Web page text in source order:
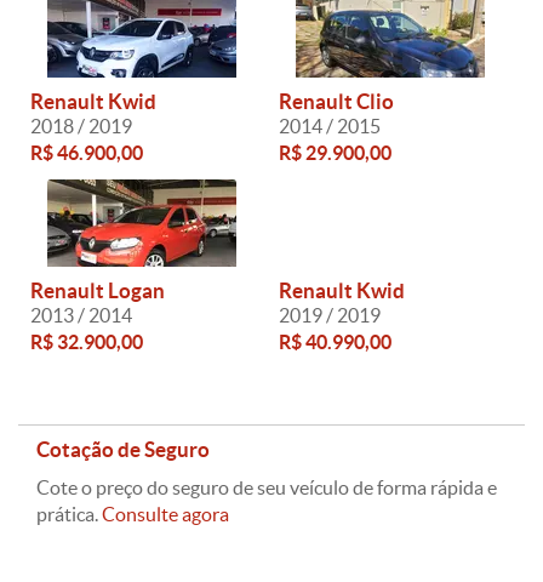
Renault Kwid
2018 / 2019
R$ 46.900,00
Renault Clio
2014 / 2015
R$ 29.900,00
Renault Logan
2013 / 2014
R$ 32.900,00
Renault Kwid
2019 / 2019
R$ 40.990,00
Cotação de Seguro
Cote o preço do seguro de seu veículo de forma rápida e
prática.Consulte agora